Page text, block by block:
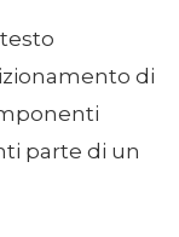
di
parte di un